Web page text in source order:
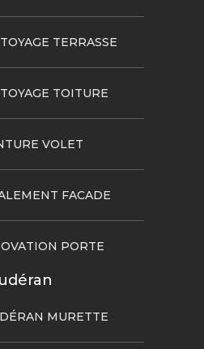
TERRASSE
TOITURE
VOLET
FACADE
PORTE
MURETTE